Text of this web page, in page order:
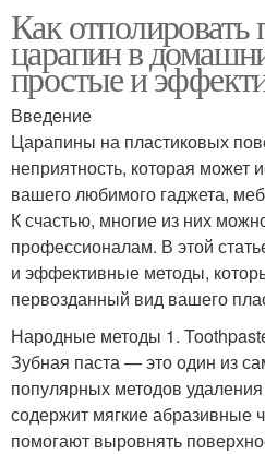
Как отполировать
царапин в
простые и
Введение
Царапины на пластиковых
неприятность, которая может
вашего любимого гаджета,
К счастью, многие из них
профессионалам. В этой
и эффективные методы,
первозданный вид вашего
Народные методы 1.
Зубная паста — это один из
популярных методов
содержит мягкие абразивные
помогают выровнять